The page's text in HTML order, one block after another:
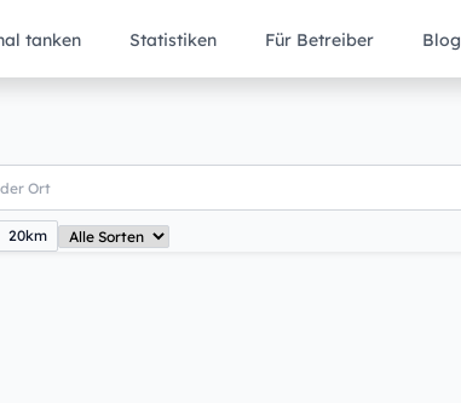
tanken Statistiken Für Betreiber Blog
20km